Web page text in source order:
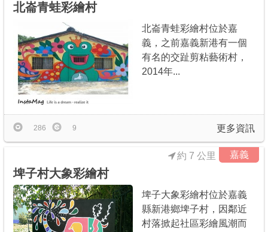
北崙青蛙彩繪村
北崙青蛙彩繪村位於嘉
義，之前嘉義新港有一個
有名的交趾剪粘藝術村，
2014年...
更多資訊
286 9
嘉義
約 7 公里
埤子村大象彩繪村
埤子大象彩繪村位於嘉義
縣新港鄉埤子村，因鄰近
村落掀起社區彩繪風潮而